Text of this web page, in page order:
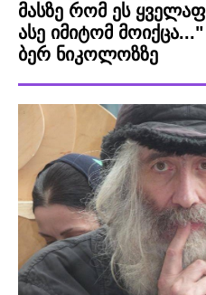
მასზე რომ ეს
ასე იმიტომ
ბერ ნიკოლოზზე